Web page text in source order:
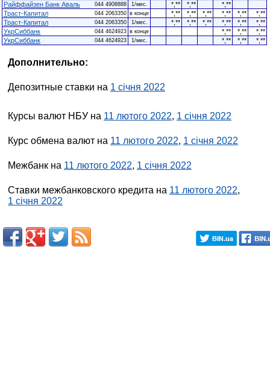
Райффайзен Банк Аваль
044 4908888 1/мес. *,** *,**
*,**
Траст-Капитал
044 2063350 в конце *,** *,** *,** *,** *,**
*,**
Траст-Капитал
044 2063350 1/мес. *,** *,** *,** *,** *,**
*,**
УкрСиббанк
044 4624923 в конце *,** *,**
*,**
УкрСиббанк
044 4624923 1/мес. *,** *,** *,**
Дополнительно:
Депозитные ставки на 1 січня 2022
Курсы валют НБУ на 11 лютого 2022, 1 січня 2022
Курс обмена валют на 11 лютого 2022, 1 січня 2022
Межбанк на 11 лютого 2022, 1 січня 2022
Ставки межбанковского кредита на 11 лютого 2022,
1 січня 2022